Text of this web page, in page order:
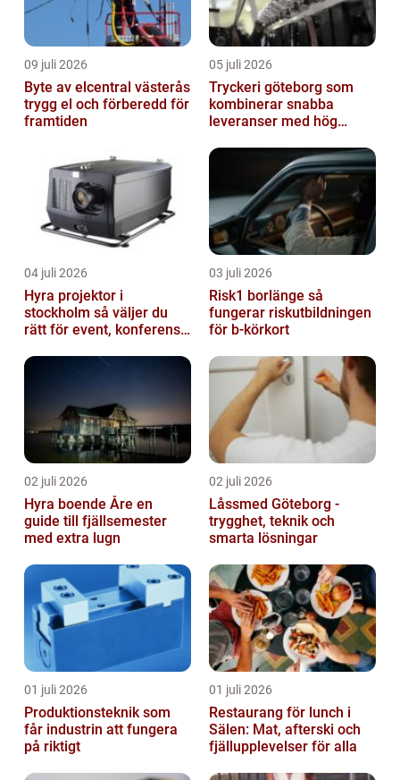
09 juli 2026
Byte av elcentral västerås
trygg el och förberedd för
framtiden
05 juli 2026
Tryckeri göteborg som
kombinerar snabba
leveranser med hög
04 juli 2026
Hyra projektor i
stockholm så väljer du
rätt för event, konferens
03 juli 2026
Risk1 borlänge så
fungerar riskutbildningen
för b-körkort
02 juli 2026
Hyra boende Åre en
guide till fjällsemester
med extra lugn
02 juli 2026
Låssmed Göteborg -
trygghet, teknik och
smarta lösningar
01 juli 2026
Produktionsteknik som
får industrin att fungera
på riktigt
01 juli 2026
Restaurang för lunch i
Sälen: Mat, afterski och
fjällupplevelser för alla